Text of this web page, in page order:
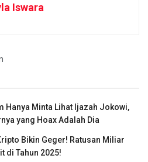
Iswara
Hanya Minta Lihat Ijazah Jokowi,
yang Hoax Adalah Dia
Bikin Geger! Ratusan Miliar
di Tahun 2025!